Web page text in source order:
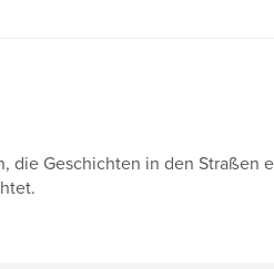
die Geschichten in den Straßen